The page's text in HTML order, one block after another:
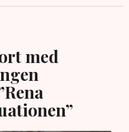
med